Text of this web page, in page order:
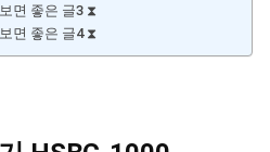
면 좋은 글3 ⧗
면 좋은 글4 ⧗